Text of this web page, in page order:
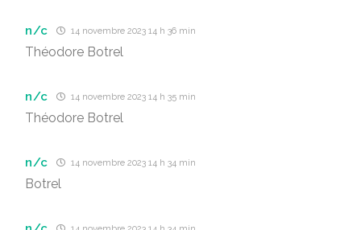
n/c 14 novembre 2023 14 h 36 min
Théodore Botrel
n/c 14 novembre 2023 14 h 35 min
Théodore Botrel
n/c 14 novembre 2023 14 h 34 min
Botrel